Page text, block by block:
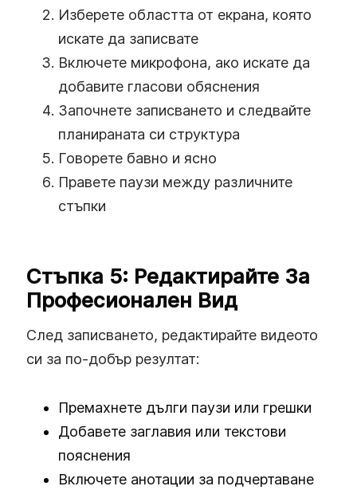
Изберете областта от екрана, която
искате да записвате
Включете микрофона, ако искате да
добавите гласови обяснения
Започнете записването и следвайте
планираната си структура
Говорете бавно и ясно
Правете паузи между различните
стъпки
Стъпка 5: Редактирайте За
Професионален Вид
След записването, редактирайте видеото
си за по-добър резултат:
Премахнете дълги паузи или грешки
Добавете заглавия или текстови
пояснения
Включете анотации за подчертаване